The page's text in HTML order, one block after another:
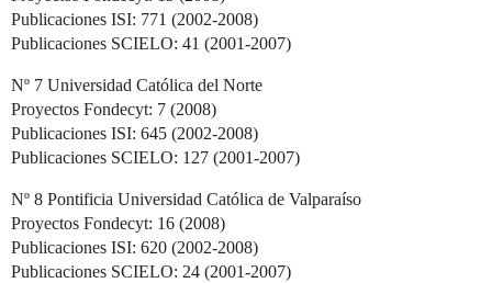
Publicaciones ISI: 771 (2002-2008)
Publicaciones SCIELO: 41 (2001-2007)
Nº 7 Universidad Católica del Norte
Proyectos Fondecyt: 7 (2008)
Publicaciones ISI: 645 (2002-2008)
Publicaciones SCIELO: 127 (2001-2007)
Nº 8 Pontificia Universidad Católica de Valparaíso
Proyectos Fondecyt: 16 (2008)
Publicaciones ISI: 620 (2002-2008)
Publicaciones SCIELO: 24 (2001-2007)